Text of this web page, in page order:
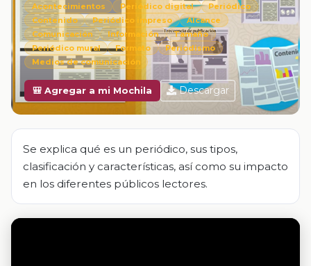
Acontecimientos Periódico digital
Periódico
Contenido
Periódico impreso
Alcance
Comunicación
Información
Tamaño
Periódico mural
Formato
Periodismo
Medios de comunicación
🎒 Agregar a mi Mochila Descargar
Se explica qué es un periódico, sus tipos,
clasificación y características, así como su impacto
en los diferentes públicos lectores.